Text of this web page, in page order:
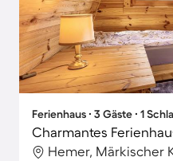
Ferienhaus ∙ 3 Gäste ∙ 1
Hemer, Märkischer